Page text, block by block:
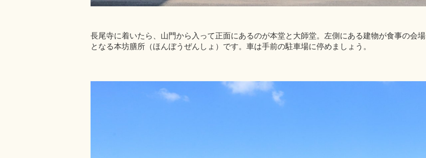
長尾寺に着いたら、山門から入って正面にあるのが本堂と大師堂。左側にある建物が食事の会場
となる本坊膳所（ほんぼうぜんしょ）です。車は手前の駐車場に停めましょう。